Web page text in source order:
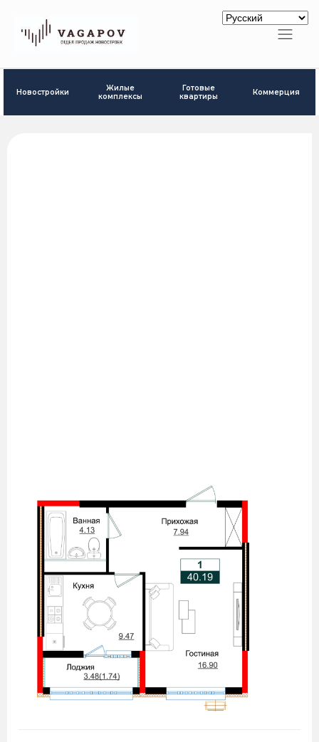
Новостройки
Жилые
комплексы
Готовые
квартиры
Коммерция